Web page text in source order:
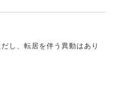
し、転居を伴う異動はあり